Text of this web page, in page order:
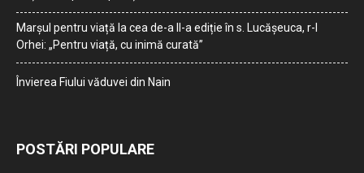
Marșul pentru viață la cea de-a II-a ediție în s. Lucășeuca, r-l
Orhei: „Pentru viață, cu inimă curată”
Învierea Fiului văduvei din Nain
POSTĂRI POPULARE